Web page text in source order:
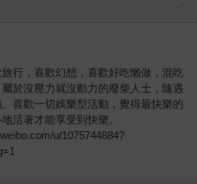
行，喜歡幻想，喜歡好吃懶做，混吃
於沒壓力就沒動力的廢柴人士，隨遇
喜歡一切娛樂型活動，覺得最快樂的
活著才能享受到快樂。
u/1075744884?